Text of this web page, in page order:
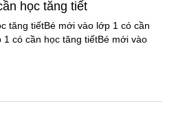
học tăng tiết
tăng tiếtBé mới vào lớp 1 có cần
có cần học tăng tiếtBé mới vào